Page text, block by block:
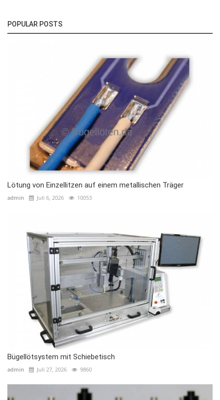
POPULAR POSTS
Lötung von Einzellitzen auf einem metallischen Träger
admin Juli 6, 2026 10053
Bügellötsystem mit Schiebetisch
admin Juli 27, 2026 9860